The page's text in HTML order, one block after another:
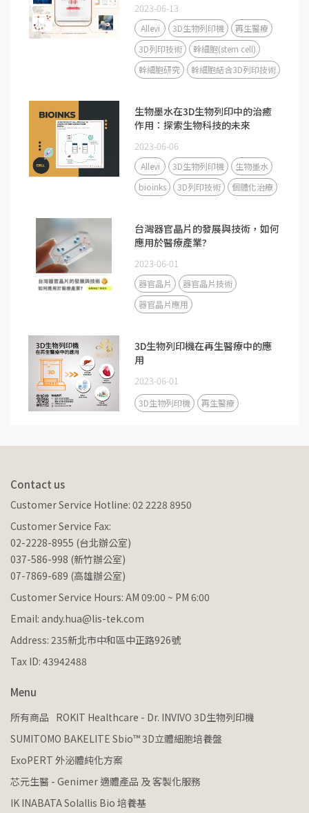
2023-06-13
Allevi 3D生物列印機
再生醫療
3D列印技術
幹細胞(stem cell)
幹細胞研究
幹細胞結合3D列印技術
生物墨水在3D生物列印中的治癒
作用：探索生物科技的未來
2023-06-06
Allevi 3D生物列印機
生物墨水
bioinks
3D列印技術 個體化治療
台灣器官晶片的發展與技術，如何
應用於醫療產業?
2023-06-01
器官晶片
器官晶片技術
器官晶片應用
3D生物列印機在再生醫療中的應
用
2023-06-01
3D生物列印機 再生醫療
Contact us
Customer Service Hotline: 02 2228 8950
Customer Service Fax:
02-2228-8955 (台北辦公室)
037-586-998 (新竹辦公室)
07-7869-689 (高雄辦公室)
Customer Service Hours: AM 09:00 ~ PM 6:00
Email: andy.hua@lis-tek.com
Address: 235新北市中和區中正路926號
Tax ID: 43942488
Menu
所有商品 ROKIT Healthcare - Dr. INVIVO 3D生物列印機
SUMITOMO BAKELITE Sbio™ 3D立體細胞培養盤
ExoPERT 外泌體純化方案
芯元生醫 - Genimer 適體產品 及 客製化服務
IK INABATA Solallis Bio 培養基